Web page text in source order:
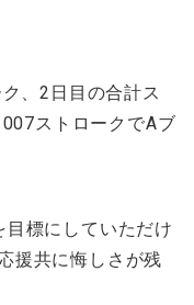
、2日目の合計ス
ストロークでAブ
標にしていただけ
援共に悔しさが残